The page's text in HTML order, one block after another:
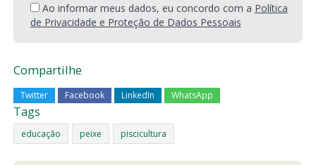
Ao informar meus dados, eu concordo com a Política
de Privacidade e Proteção de Dados Pessoais
Compartilhe
Twitter Facebook LinkedIn WhatsApp
Tags
educação peixe piscicultura